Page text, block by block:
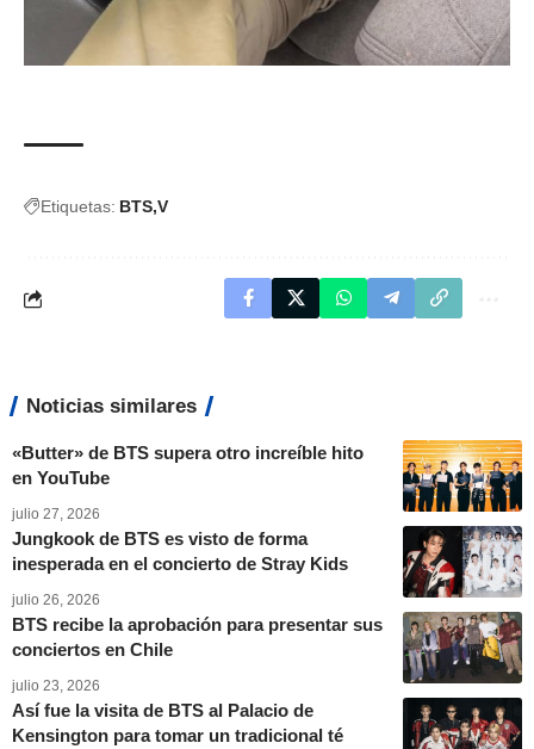
Etiquetas: BTS V
Noticias similares
«Butter» de BTS supera otro increíble hito
en YouTube
julio 27, 2026
Jungkook de BTS es visto de forma
inesperada en el concierto de Stray Kids
julio 26, 2026
BTS recibe la aprobación para presentar sus
conciertos en Chile
julio 23, 2026
Así fue la visita de BTS al Palacio de
Kensington para tomar un tradicional té